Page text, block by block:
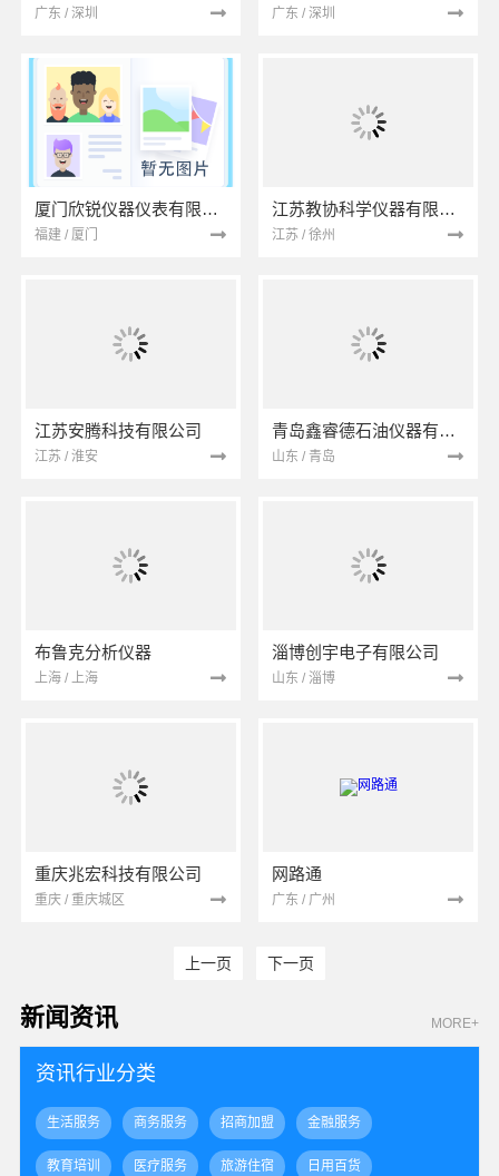
广东 / 深圳 广东 / 深圳
厦门欣锐仪器仪表有限公司
福建 / 厦门
江苏教协科学仪器有限公司
江苏 / 徐州
江苏安腾科技有限公司
江苏 / 淮安
青岛鑫睿德石油仪器有限公司
山东 / 青岛
布鲁克分析仪器
上海 / 上海
淄博创宇电子有限公司
山东 / 淄博
重庆兆宏科技有限公司
重庆 / 重庆城区
网路通
广东 / 广州
上一页 下一页
新闻资讯 MORE+
资讯行业分类
生活服务 商务服务 招商加盟 金融服务
教育培训 医疗服务 旅游住宿 日用百货